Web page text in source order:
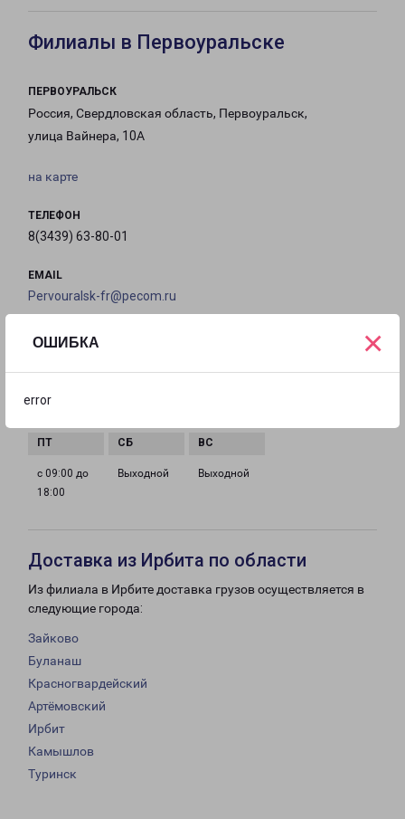
ОШИБКА
error
×
Филиалы в Первоуральске
ПЕРВОУРАЛЬСК
Россия, Свердловская область, Первоуральск,
улица Вайнера, 10А
на карте
ТЕЛЕФОН
8(3439) 63-80-01
EMAIL
Pervouralsk-fr@pecom.ru
ГРАФИК РАБОТЫ
с 09:00 до
с 09:00 до
18:00
Выходной Выходной
Доставка из Ирбита по области
Из филиала в Ирбите доставка грузов осуществляется в
следующие города:
Зайково
Буланаш
Красногвардейский
Артёмовский
Ирбит
Камышлов
Туринск